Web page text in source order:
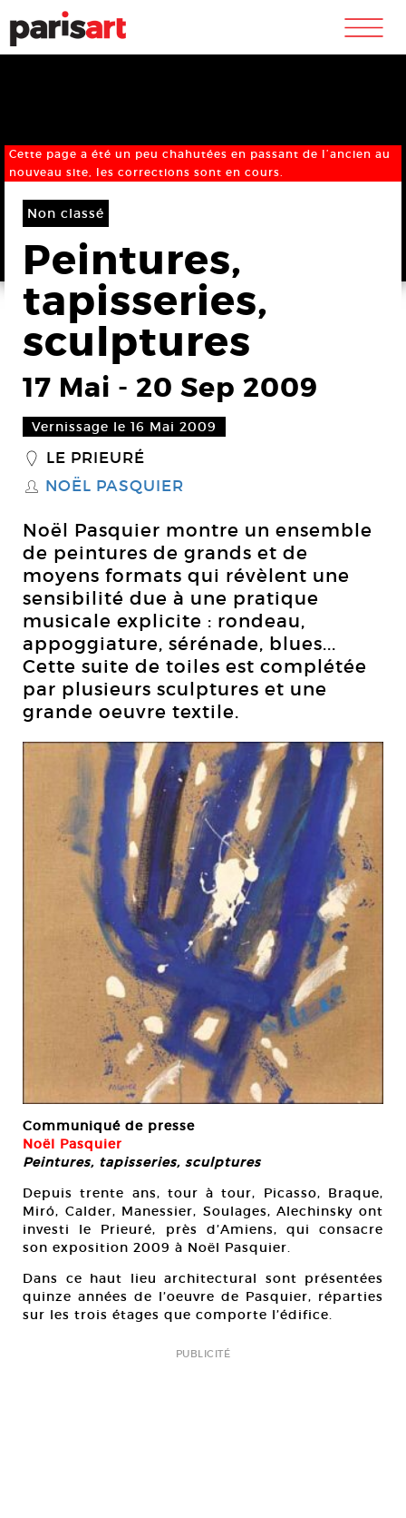
m
Cette page a été un peu chahutées en passant de l’ancien au
nouveau site, les corrections sont en cours.
Non classé
Peintures,
tapisseries,
sculptures
17 Mai - 20 Sep 2009
Vernissage le 16 Mai 2009
_ LE PRIEURÉ
S NOËL PASQUIER
Noël Pasquier montre un ensemble
de peintures de grands et de
moyens formats qui révèlent une
sensibilité due à une pratique
musicale explicite : rondeau,
appoggiature, sérénade, blues...
Cette suite de toiles est complétée
par plusieurs sculptures et une
grande oeuvre textile.
Communiqué de presse
Noël Pasquier
Peintures, tapisseries, sculptures
Depuis trente ans, tour à tour, Picasso, Braque,
Miró, Calder, Manessier, Soulages, Alechinsky ont
investi le Prieuré, près d’Amiens, qui consacre
son exposition 2009 à Noël Pasquier.
Dans ce haut lieu architectural sont présentées
quinze années de l’oeuvre de Pasquier, réparties
sur les trois étages que comporte l’édifice.
PUBLICITÉ